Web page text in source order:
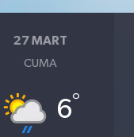
27 MART
CUMA
6°